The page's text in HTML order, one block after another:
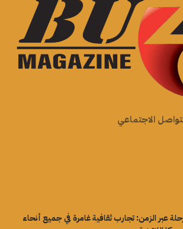
الاجتماعي
عبر الزمن: تجارب ثقافية غامرة في جميع أنحاء